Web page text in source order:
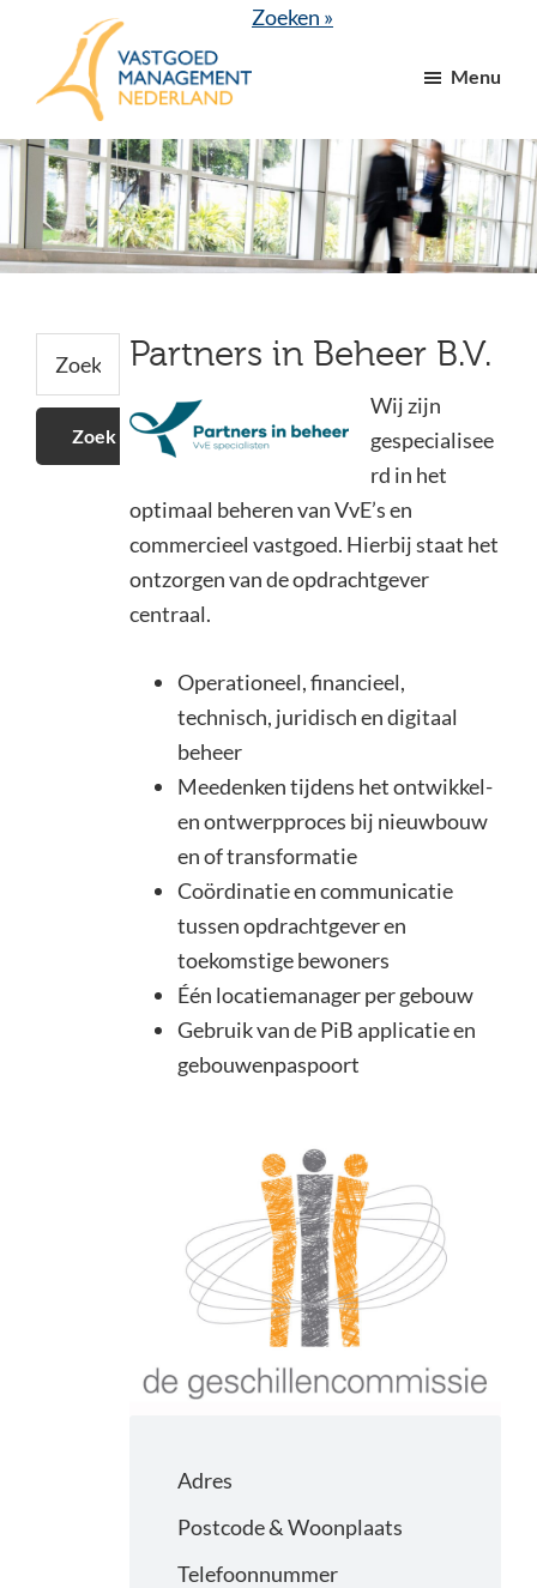
inhoud
sidebar
sidebar
VGM
NL
dé
branchevereniging
voor
vastgoed-
en
Zoeken »
Menu
Partners in Beheer B.V.
Wij zijn
gespecialisee
rd in het
optimaal beheren van VvE’s en
commercieel vastgoed. Hierbij staat het
ontzorgen van de opdrachtgever
centraal.
Operationeel, financieel,
technisch, juridisch en digitaal
beheer
Meedenken tijdens het ontwikkel-
en ontwerpproces bij nieuwbouw
en of transformatie
Coördinatie en communicatie
tussen opdrachtgever en
toekomstige bewoners
Één locatiemanager per gebouw
Gebruik van de PiB applicatie en
gebouwenpaspoort
Adres
Postcode & Woonplaats
Telefoonnummer
Secundaire
Sidebar
op
deze
website